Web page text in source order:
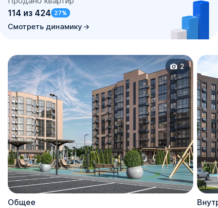
114 из 424 27%
Смотреть динамику
2
Общее